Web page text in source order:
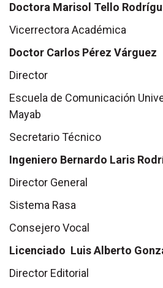
Doctora Marisol Tello
Vicerrectora Académica
Doctor Carlos Pérez Várguez
Director
Escuela de Comunicación
Mayab
Secretario Técnico
Ingeniero Bernardo Laris
Director General
Sistema Rasa
Consejero Vocal
Licenciado Luis Alberto
Director Editorial